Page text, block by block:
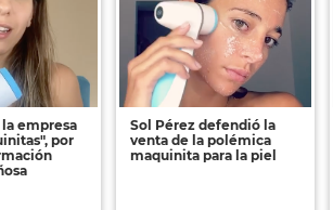
empresa
por
Sol Pérez defendió la
venta de la polémica
maquinita para la piel